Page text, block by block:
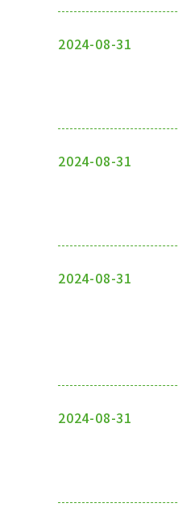
2024-08-31
2024-08-31
2024-08-31
2024-08-31